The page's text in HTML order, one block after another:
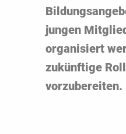
jungen
organisiert
zukünftige
vorzubereiten.